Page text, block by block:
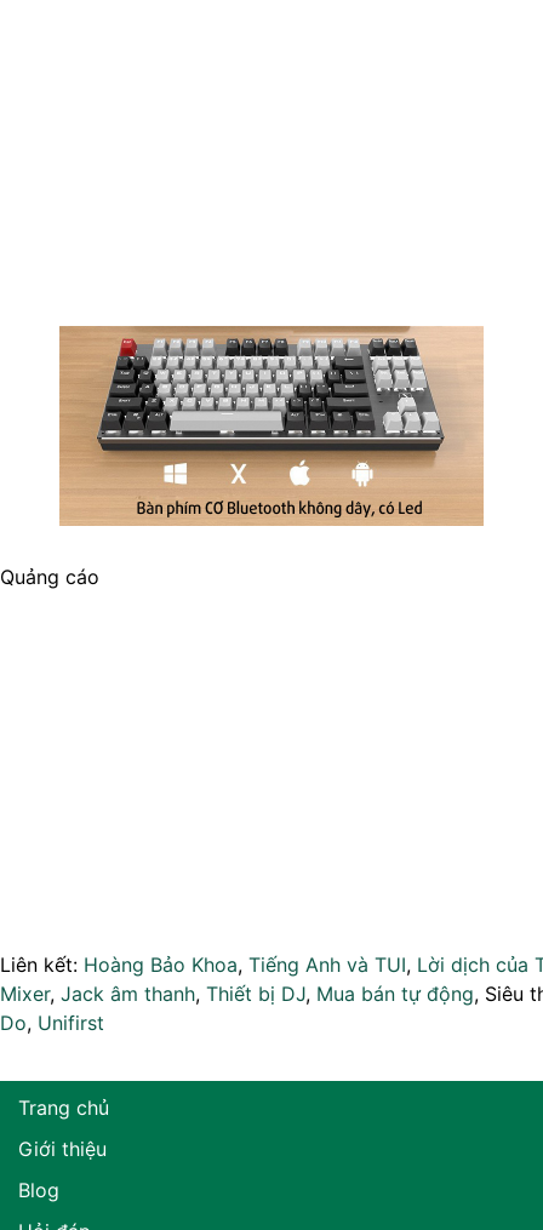
Quảng cáo
Liên kết: Hoàng Bảo Khoa, Tiếng Anh và TUI, Lời dịch của
Mixer, Jack âm thanh, Thiết bị DJ, Mua bán tự động, Siêu
Do, Unifirst
Trang chủ
Giới thiệu
Blog